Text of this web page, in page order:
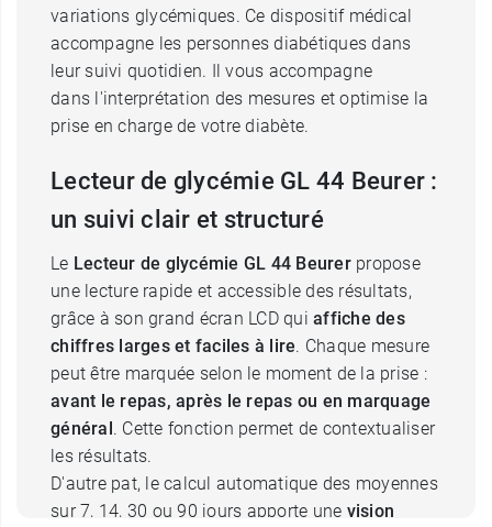
variations glycémiques. Ce dispositif médical
accompagne les personnes diabétiques dans
leur suivi quotidien. Il vous accompagne
dans l'interprétation des mesures et optimise la
prise en charge de votre diabète.
Lecteur de glycémie GL 44 Beurer :
un suivi clair et structuré
Le Lecteur de glycémie GL 44 Beurerpropose
une lecture rapide et accessible des résultats,
grâce à son grand écran LCD qui affiche des
chiffres larges et faciles à lire. Chaque mesure
peut être marquée selon le moment de la prise :
avant le repas, après le repas ou en marquage
général. Cette fonction permet de contextualiser
les résultats.
D'autre pat, le calcul automatique des moyennes
sur 7, 14, 30 ou 90 jours apporte une vision